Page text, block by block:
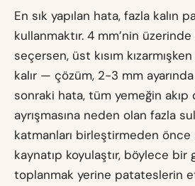
En sık yapılan hata, fazla kalın
kullanmaktır. 4 mm’nin üzerinde
seçersen, üst kısım
kalır — çözüm, 2-3 mm
sonraki hata, tüm yemeğin akıp
ayrışmasına neden olan fazla
katmanları birleştirmeden önce
kaynatıp koyulaştır, böylece bir
toplanmak yerine patateslerin